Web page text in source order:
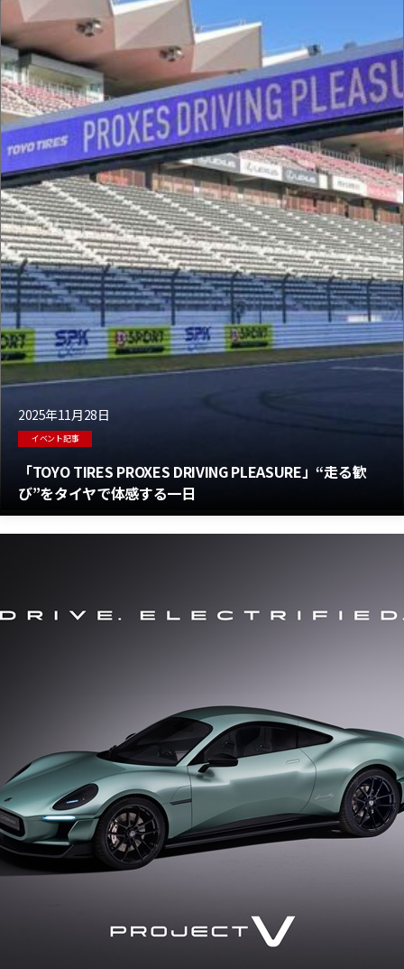
2025年11月28日
イベント記事
「TOYO TIRES PROXES DRIVING PLEASURE」“走る歓
び”をタイヤで体感する一日